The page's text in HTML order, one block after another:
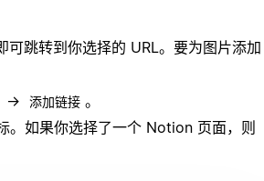
可跳转到你选择的 URL。要为图片添加
→ 添加链接 。
。如果你选择了一个 Notion 页面，则